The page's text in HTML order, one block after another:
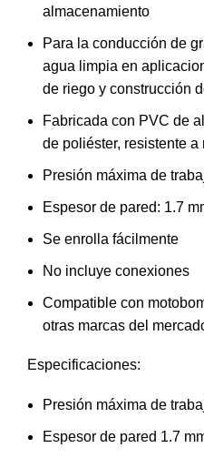
almacenamiento
Para la conducción de
agua limpia en
de riego y construcción
Fabricada con PVC de
de poliéster, resistente a
Presión máxima de
Espesor de pared: 1.7
Se enrolla fácilmente
No incluye conexiones
Compatible con
otras marcas del
Especificaciones:
Presión máxima de
Espesor de pared 1.7